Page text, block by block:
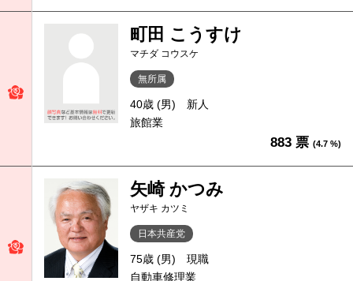
町田 こうすけ
マチダ コウスケ
無所属
40歳 (男)
新人
旅館業
883 票 (4.7 %)
矢崎 かつみ
ヤザキ カツミ
日本共産党
75歳 (男)
現職
自動車修理業